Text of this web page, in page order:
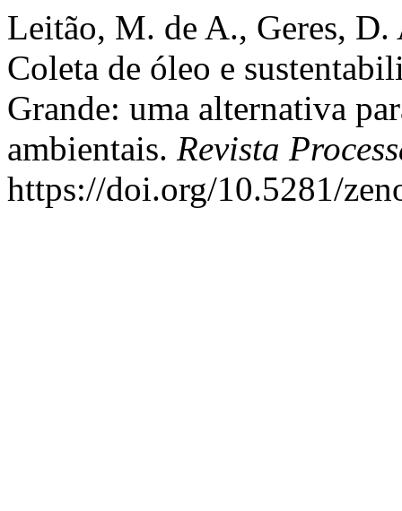
Leitão, M. de A., Geres,
Coleta de óleo e
Grande: uma alternativa
ambientais. Revista
https://doi.org/10.5281/